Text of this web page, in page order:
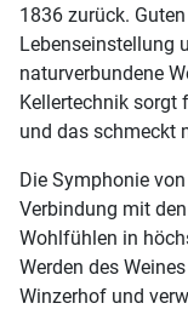
1836 zurück.
Lebenseinstellung
naturverbundene
Kellertechnik sorgt
und das schmeckt
Die Symphonie
Verbindung mit
Wohlfühlen in
Werden des
Winzerhof und